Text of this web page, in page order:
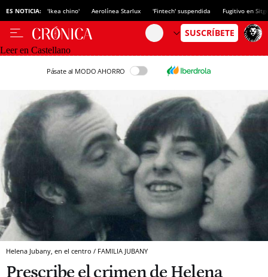
ES NOTICIA: 'Ikea chino' Aerolínea Starlux 'Fintech' suspendida Fugitivo en
Leer en Castellano
Pásate al MODO AHORRO
Helena Jubany, en el centro / FAMILIA JUBANY
Prescribe el crimen de Helena